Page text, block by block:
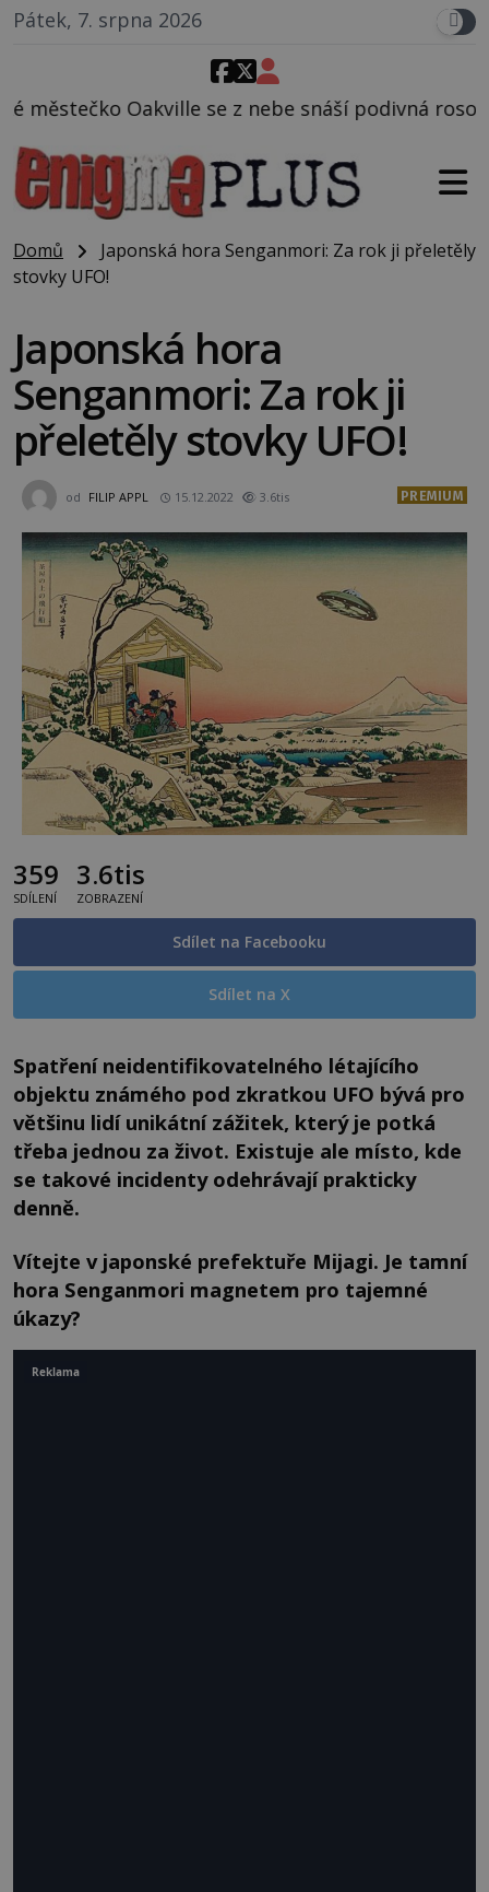
Pátek, 7. srpna 2026
se z nebe snáší podivná rosolovitá látka
Domů
Japonská hora Senganmori: Za rok ji přeletěly
stovky UFO!
Japonská hora
Senganmori: Za rok ji
přeletěly stovky UFO!
od FILIP APPL 15.12.2022 3.6tis PREMIUM
359
SDÍLENÍ
3.6tis
ZOBRAZENÍ
Sdílet na Facebooku
Sdílet na X
Spatření neidentifikovatelného létajícího
objektu známého pod zkratkou UFO bývá pro
většinu lidí unikátní zážitek, který je potká
třeba jednou za život. Existuje ale místo, kde
se takové incidenty odehrávají prakticky
denně.
Vítejte v japonské prefektuře Mijagi. Je tamní
hora Senganmori magnetem pro tajemné
úkazy?
Reklama